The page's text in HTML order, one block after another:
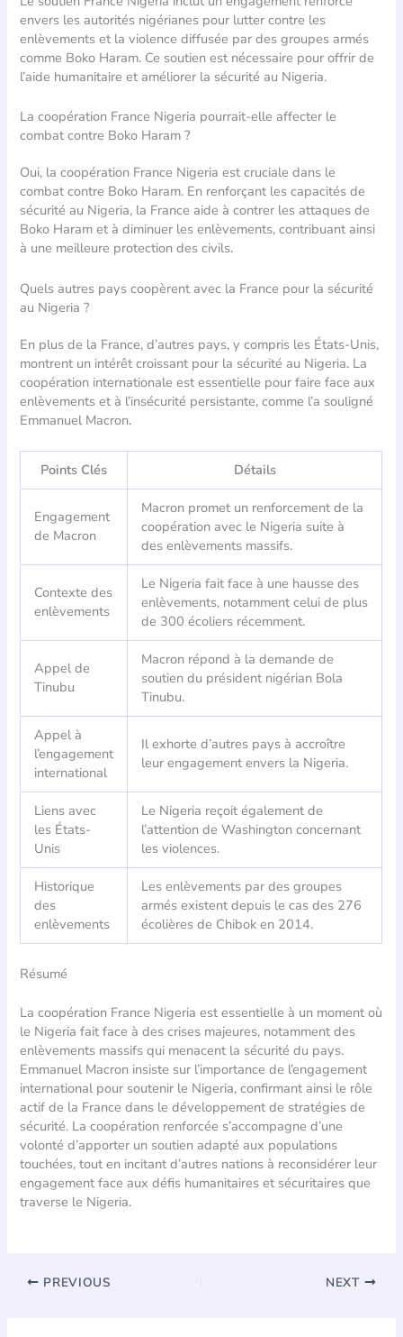
envers les autorités nigérianes pour lutter contre les
enlèvements et la violence diffusée par des groupes armés
comme Boko Haram. Ce soutien est nécessaire pour offrir de
l’aide humanitaire et améliorer la sécurité au Nigeria.
La coopération France Nigeria pourrait-elle affecter le
combat contre Boko Haram ?
Oui, la coopération France Nigeria est cruciale dans le
combat contre Boko Haram. En renforçant les capacités de
sécurité au Nigeria, la France aide à contrer les attaques de
Boko Haram et à diminuer les enlèvements, contribuant ainsi
à une meilleure protection des civils.
Quels autres pays coopèrent avec la France pour la sécurité
au Nigeria ?
En plus de la France, d’autres pays, y compris les États-Unis,
montrent un intérêt croissant pour la sécurité au Nigeria. La
coopération internationale est essentielle pour faire face aux
enlèvements et à l’insécurité persistante, comme l’a souligné
Emmanuel Macron.
Points Clés Détails
Engagement
de Macron
Macron promet un renforcement de la
coopération avec le Nigeria suite à
des enlèvements massifs.
Contexte des
enlèvements
Le Nigeria fait face à une hausse des
enlèvements, notamment celui de plus
de 300 écoliers récemment.
Appel de
Tinubu
Macron répond à la demande de
soutien du président nigérian Bola
Tinubu.
Appel à
l’engagement
international
Il exhorte d’autres pays à accroître
leur engagement envers la Nigeria.
Liens avec
les États-
Unis
Le Nigeria reçoit également de
l’attention de Washington concernant
les violences.
Historique
des
enlèvements
Les enlèvements par des groupes
armés existent depuis le cas des 276
écolières de Chibok en 2014.
Résumé
La coopération France Nigeria est essentielle à un moment où
le Nigeria fait face à des crises majeures, notamment des
enlèvements massifs qui menacent la sécurité du pays.
Emmanuel Macron insiste sur l’importance de l’engagement
international pour soutenir le Nigeria, confirmant ainsi le rôle
actif de la France dans le développement de stratégies de
sécurité. La coopération renforcée s’accompagne d’une
volonté d’apporter un soutien adapté aux populations
touchées, tout en incitant d’autres nations à reconsidérer leur
engagement face aux défis humanitaires et sécuritaires que
traverse le Nigeria.
PREVIOUS NEXT